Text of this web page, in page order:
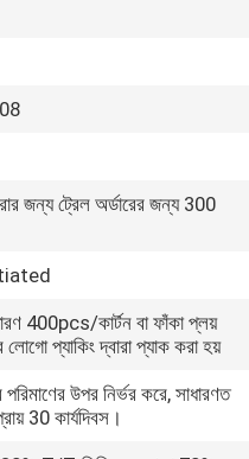
জন্য ট্রেল অর্ডারের জন্য 300
400pcs/কার্টন বা ফাঁকা প্লয়
লোগো প্যাকিং দ্বারা প্যাক করা হয়
পরিমাণের উপর নির্ভর করে, সাধারণত
30 কার্যদিবস।